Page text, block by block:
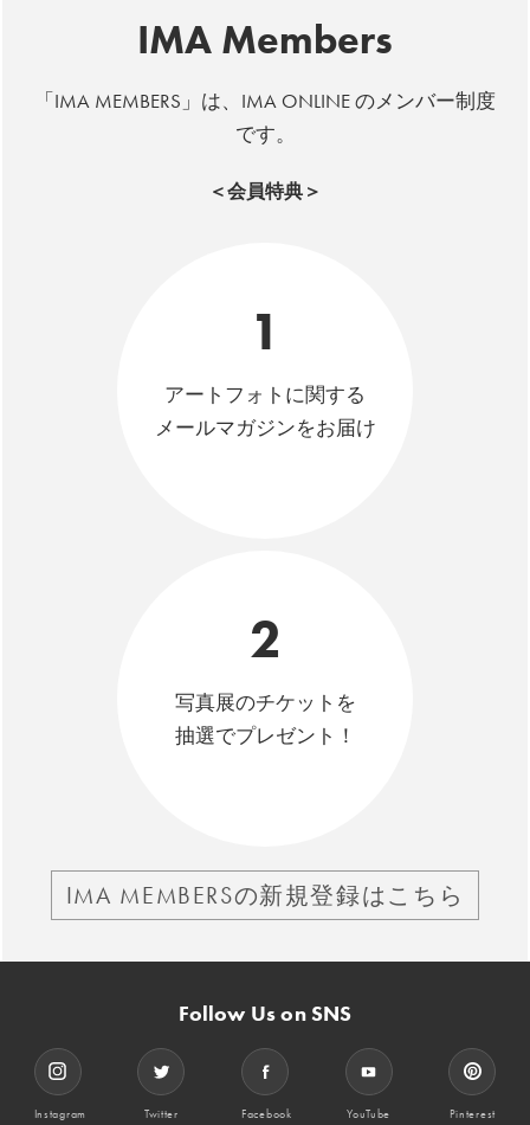
IMA Members
「IMA MEMBERS」は、IMA ONLINE のメンバー制度
です。
＜会員特典＞
1
アートフォトに関する
メールマガジンをお届け
2
写真展のチケットを
抽選でプレゼント！
IMA MEMBERSの新規登録はこちら
Follow Us on SNS
Instagram Twitter Facebook YouTube Pinterest